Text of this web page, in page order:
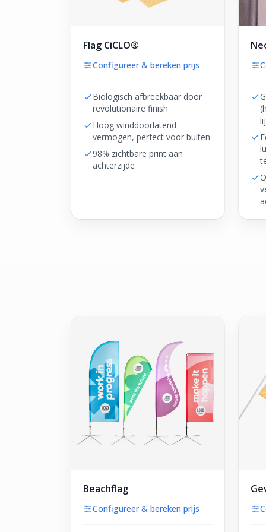
Flag CiCLO®
Configureer & bereken prijs
Biologisch afbreekbaar door
revolutionaire finish
Hoog winddoorlatend
vermogen, perfect voor buiten
98% zichtbare print aan
achterzijde
Beachflag
Configureer & bereken prijs